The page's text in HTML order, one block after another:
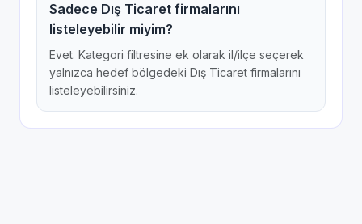
Sadece Dış Ticaret firmalarını
listeleyebilir miyim?
Evet. Kategori filtresine ek olarak il/ilçe seçerek
yalnızca hedef bölgedeki Dış Ticaret firmalarını
listeleyebilirsiniz.